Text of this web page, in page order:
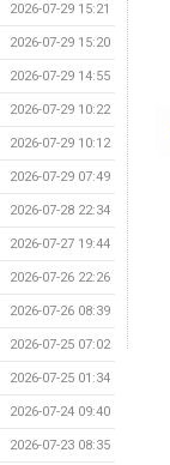
2026-07-29 15:21
2026-07-29 15:20
2026-07-29 14:55
2026-07-29 10:22
2026-07-29 10:12
2026-07-29 07:49
2026-07-28 22:34
2026-07-27 19:44
2026-07-26 22:26
2026-07-26 08:39
2026-07-25 07:02
2026-07-25 01:34
2026-07-24 09:40
2026-07-23 08:35